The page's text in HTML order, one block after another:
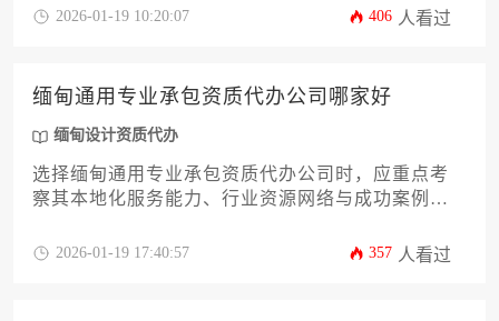
信誉与服务质量，避免因低价或承诺不实而陷入法
2026-01-19 10:20:07 406 人看过
缅甸通用专业承包资质代办公司哪家好
缅甸设计资质代办
选择缅甸通用专业承包资质代办公司时，应重点考
察其本地化服务能力、行业资源网络与成功案例经
全流程的一站式解决方案。
2026-01-19 17:40:57 357 人看过